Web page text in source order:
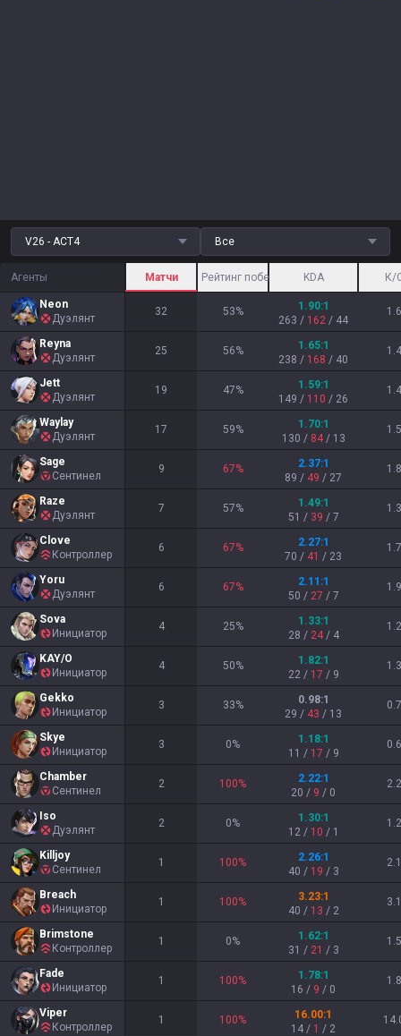
V26 - ACT4 Все
Агенты Матчи Рейтинг побед KDA К/
Neon
Дуэлянт
32 53% 1.90:1
263 / 162 / 44
1.6
Reyna
Дуэлянт
25 56% 1.65:1
238 / 168 / 40
1.4
Jett
Дуэлянт
19 47% 1.59:1
149 / 110 / 26
1.4
Waylay
Дуэлянт
17 59% 1.70:1
130 / 84/ 13
1.5
Sage
Сентинел
9 67% 2.37:1
89 / 49 / 27
1.8
Raze
Дуэлянт
7 57% 1.49:1
51 / 39 / 7
1.3
Clove
Контроллер
6 67% 2.27:1
70 / 41 / 23
1.7
Yoru
Дуэлянт
6 67% 2.11 :1
50 / 27 / 7
1.9
Sova
Инициатор
4 25% 1.33:1
28 / 24/ 4
1.2
KAY/O
Инициатор
4 50% 1.82:1
22/ 17 / 9
1.3
Gekko
Инициатор
3 33% 0.98:1
29 / 43 / 13
0.7
Skye
Инициатор
3 0% 1.18:1
11 / 17 / 9
0.6
Chamber
Сентинел
2 100% 2.22:1
20 / 9 / 0
2.2
Iso
Дуэлянт
2 0% 1.30:1
12/ 10 / 1
1.2
Killjoy
Сентинел
1 100% 2.26:1
40 / 19 / 3
2.1
Breach
Инициатор
1 100% 3.23:1
40 / 13 / 2
3.1
Brimstone
Контроллер
1 0% 1.62:1
31 / 21 / 3
1.5
Fade
Инициатор
1 100% 1.78:1
16 / 9 / 0
1.8
Viper
Контроллер
1 100% 16.00:1
14 / 1 / 2